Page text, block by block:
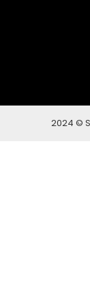
2024 ©